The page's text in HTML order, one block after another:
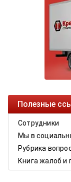
Полезные
Сотрудники
Мы в
Рубрика
Книга жалоб и